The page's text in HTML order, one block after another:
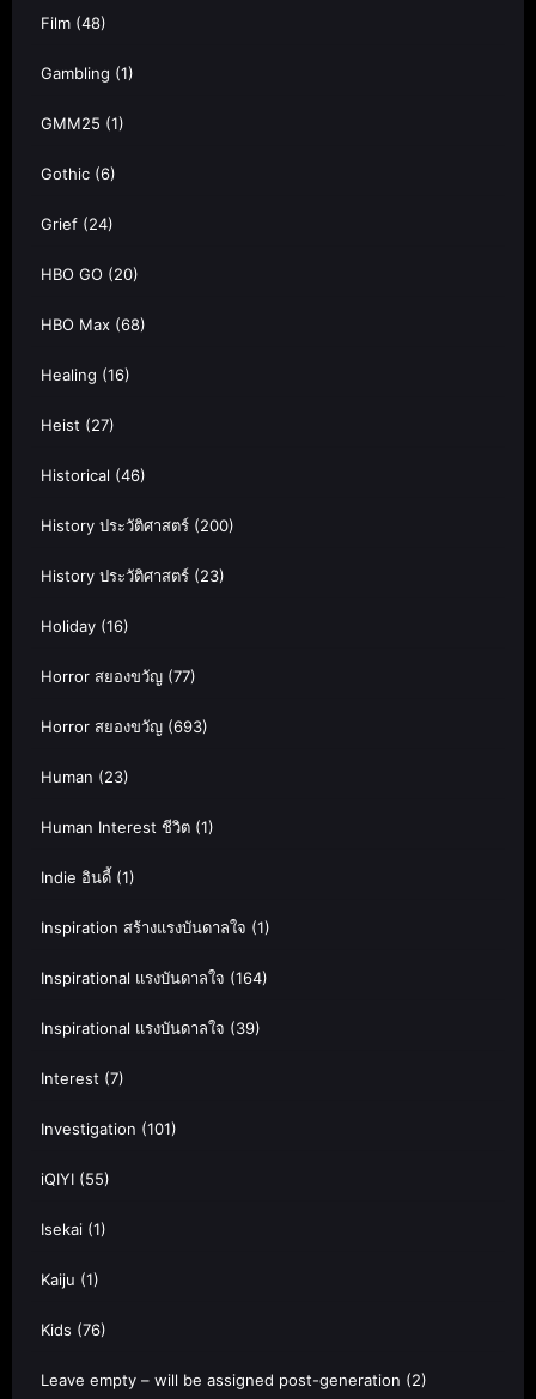
Film (48)
Gambling (1)
GMM25 (1)
Gothic (6)
Grief (24)
HBO GO (20)
HBO Max (68)
Healing (16)
Heist (27)
Historical (46)
History ประวัติศาสตร์ (200)
History ประวัติศาสตร์ (23)
Holiday (16)
Horror สยองขวัญ (77)
Horror สยองขวัญ (693)
Human (23)
Human Interest ชีวิต (1)
Indie อินดี้ (1)
Inspiration สร้างแรงบันดาลใจ (1)
Inspirational แรงบันดาลใจ (164)
Inspirational แรงบันดาลใจ (39)
Interest (7)
Investigation (101)
iQIYI (55)
Isekai (1)
Kaiju (1)
Kids (76)
Leave empty – will be assigned post-generation (2)